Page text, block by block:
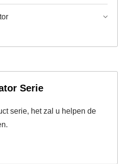
Serie
serie, het zal u helpen de